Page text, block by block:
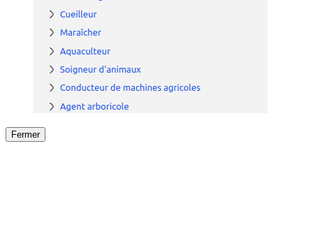
Fermer